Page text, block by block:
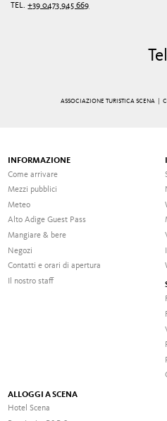
TEL.+39 0473 945 669
ASSOCIAZIONE TURISTICA SCENA |
INFORMAZIONE
Come arrivare
Mezzi pubblici
Meteo
Alto Adige Guest Pass
Mangiare & bere
Negozi
Contatti e orari di apertura
Il nostro staff
ALLOGGI A SCENA
Hotel Scena